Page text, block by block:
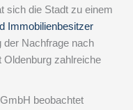
sich die Stadt zu einem
Immobilienbesitzer
der Nachfrage nach
Oldenburg zahlreiche
beobachtet